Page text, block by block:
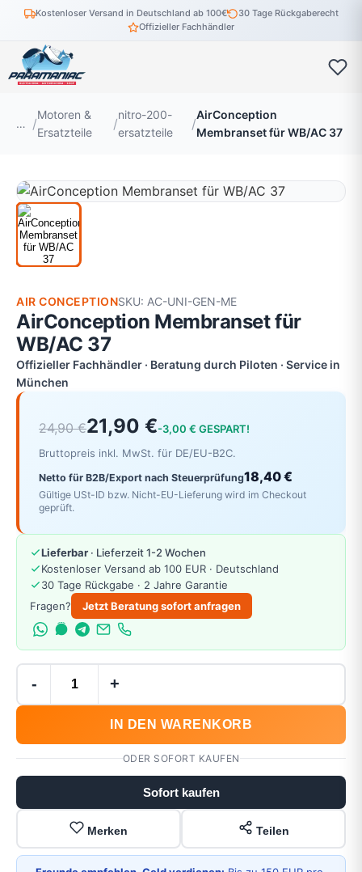
Kostenloser Versand in Deutschland ab 100€
30 Tage Rückgaberecht
Offizieller Fachhändler
…
Motoren &
Ersatzteile
nitro-200-
ersatzteile
AirConception
Membranset für WB/AC 37
AIR CONCEPTIONSKU: AC-UNI-GEN-ME
AirConception Membranset für
WB/AC 37
Offizieller Fachhändler · Beratung durch Piloten · Service in
München
24,90 €21,90 €-3,00 € GESPART!
Bruttopreis inkl. MwSt. für DE/EU-B2C.
Netto für B2B/Export nach Steuerprüfung18,40 €
Gültige USt-ID bzw. Nicht-EU-Lieferung wird im Checkout
geprüft.
Lieferbar · Lieferzeit 1-2 Wochen
Kostenloser Versand ab 100 EUR · Deutschland
30 Tage Rückgabe · 2 Jahre Garantie
Fragen?
Jetzt Beratung sofort anfragen
- +
IN DEN WARENKORB
ODER SOFORT KAUFEN
Sofort kaufen
Merken Teilen